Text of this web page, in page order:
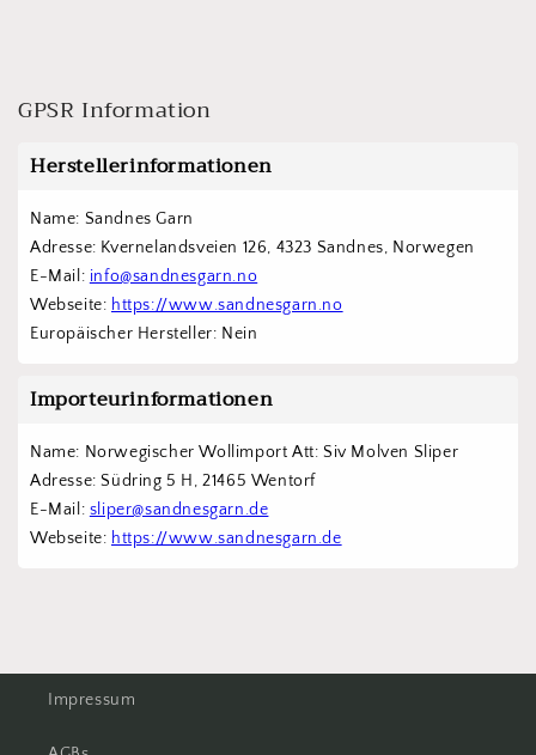
GPSR Information
Herstellerinformationen
Name: Sandnes Garn
Adresse: Kvernelandsveien 126, 4323 Sandnes, Norwegen
E-Mail: info@sandnesgarn.no
Webseite: https://www.sandnesgarn.no
Europäischer Hersteller: Nein
Importeurinformationen
Name: Norwegischer Wollimport Att: Siv Molven Sliper
Adresse: Südring 5 H, 21465 Wentorf
E-Mail: sliper@sandnesgarn.de
Webseite: https://www.sandnesgarn.de
Impressum